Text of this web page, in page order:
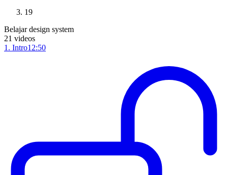
19
Belajar design system
21 videos
1 . Intro12:50